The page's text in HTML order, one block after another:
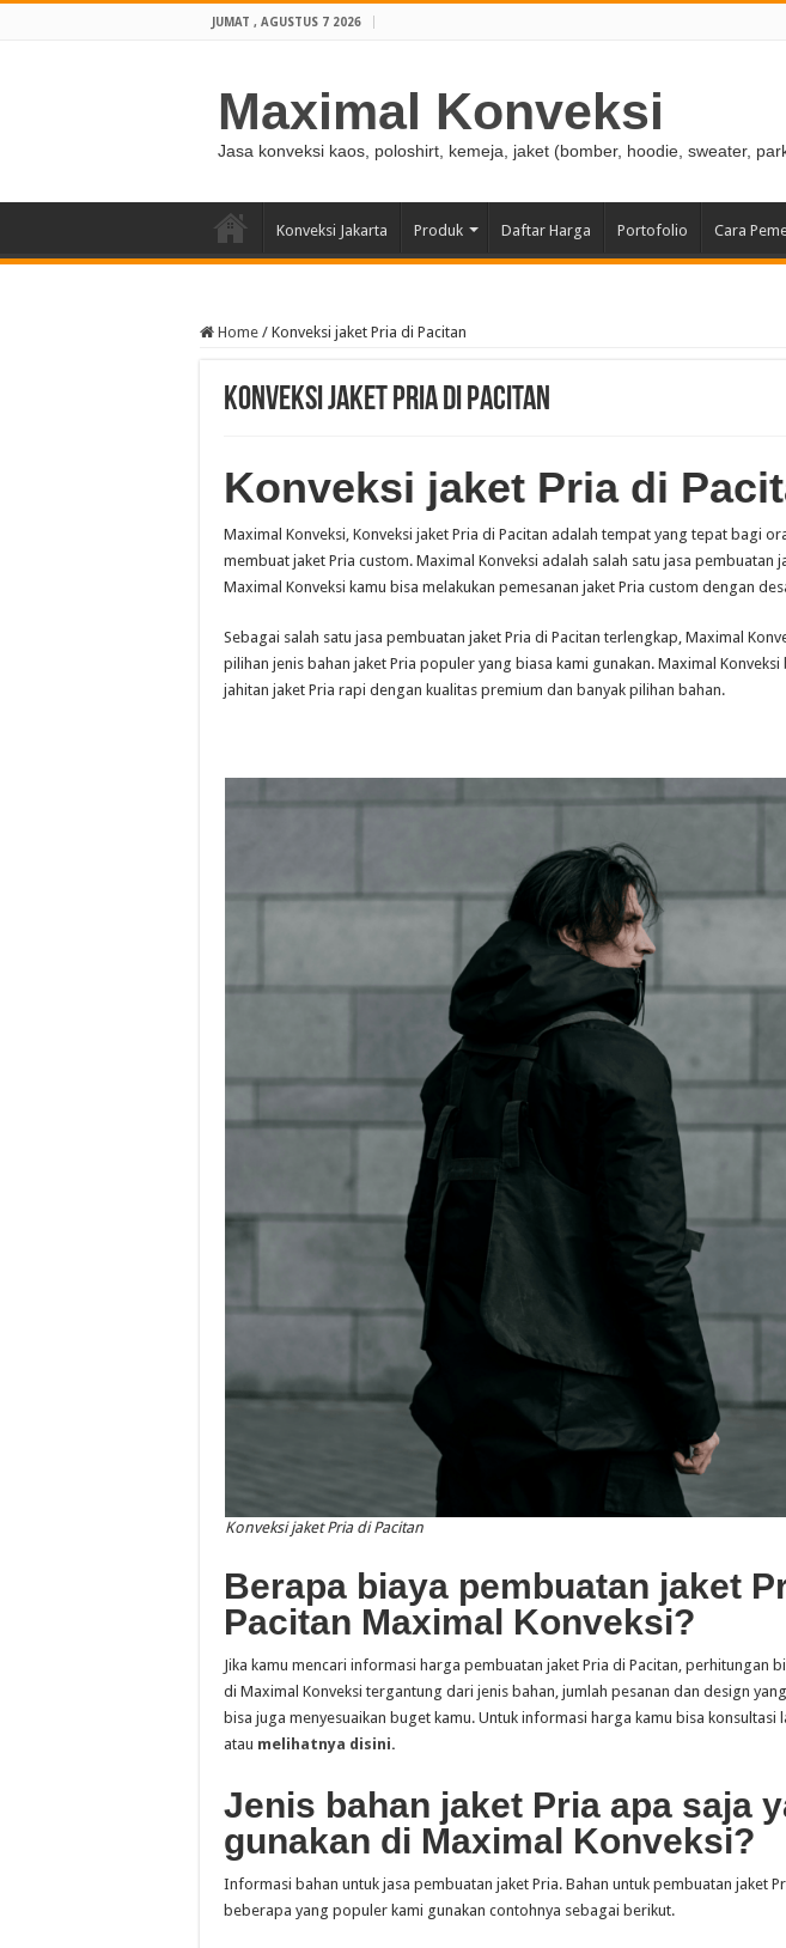
JUMAT , AGUSTUS 7 2026
Maximal Konveksi
Jasa konveksi kaos, poloshirt, kemeja, jaket (bomber, hoodie, sweater,
Konveksi Jakarta Produk Daftar Harga Portofolio Cara
Home / Konveksi jaket Pria di Pacitan
Konveksi jaket Pria di Pacitan
Konveksi jaket Pria di
Maximal Konveksi, Konveksi jaket Pria di Pacitan adalah tempat yang tepat bagi
membuat jaket Pria custom. Maximal Konveksi adalah salah satu jasa pembuatan
Maximal Konveksi kamu bisa melakukan pemesanan jaket Pria custom dengan
Sebagai salah satu jasa pembuatan jaket Pria di Pacitan terlengkap, Maximal
pilihan jenis bahan jaket Pria populer yang biasa kami gunakan. Maximal Konveksi
jahitan jaket Pria rapi dengan kualitas premium dan banyak pilihan bahan.
Konveksi jaket Pria di Pacitan
Berapa biaya pembuatan jaket
Pacitan Maximal Konveksi?
Jika kamu mencari informasi harga pembuatan jaket Pria di Pacitan, perhitungan
di Maximal Konveksi tergantung dari jenis bahan, jumlah pesanan dan design
bisa juga menyesuaikan buget kamu. Untuk informasi harga kamu bisa konsultasi
atau melihatnya disini.
Jenis bahan jaket Pria apa saja
gunakan di Maximal Konveksi?
Informasi bahan untuk jasa pembuatan jaket Pria. Bahan untuk pembuatan jaket
beberapa yang populer kami gunakan contohnya sebagai berikut.